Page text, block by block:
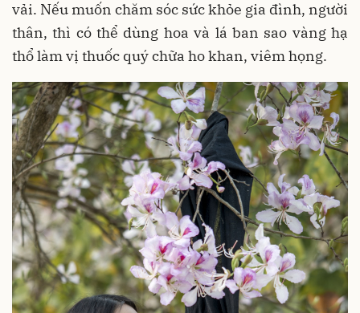
vải. Nếu muốn chăm sóc sức khỏe gia đình, người
thân, thì có thể dùng hoa và lá ban sao vàng hạ
thổ làm vị thuốc quý chữa ho khan, viêm họng.